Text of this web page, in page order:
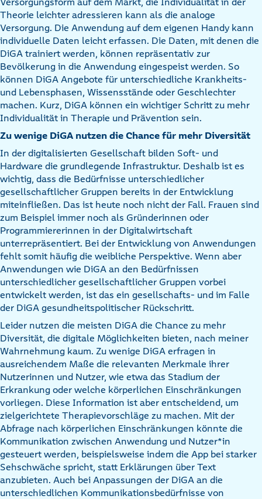
Theorie leichter adressieren kann als die analoge
Versorgung. Die Anwendung auf dem eigenen Handy kann
individuelle Daten leicht erfassen. Die Daten, mit denen die
DiGA trainiert werden, können repräsentativ zur
Bevölkerung in die Anwendung eingespeist werden. So
können DiGA Angebote für unterschiedliche Krankheits-
und Lebensphasen, Wissensstände oder Geschlechter
machen. Kurz, DiGA können ein wichtiger Schritt zu mehr
Individualität in Therapie und Prävention sein.
Zu wenige DiGA nutzen die Chance für mehr Diversität
In der digitalisierten Gesellschaft bilden Soft- und
Hardware die grundlegende Infrastruktur. Deshalb ist es
wichtig, dass die Bedürfnisse unterschiedlicher
gesellschaftlicher Gruppen bereits in der Entwicklung
miteinfließen. Das ist heute noch nicht der Fall. Frauen sind
zum Beispiel immer noch als Gründerinnen oder
Programmiererinnen in der Digitalwirtschaft
unterrepräsentiert. Bei der Entwicklung von Anwendungen
fehlt somit häufig die weibliche Perspektive. Wenn aber
Anwendungen wie DiGA an den Bedürfnissen
unterschiedlicher gesellschaftlicher Gruppen vorbei
entwickelt werden, ist das ein gesellschafts- und im Falle
der DiGA gesundheitspolitischer Rückschritt.
Leider nutzen die meisten DiGA die Chance zu mehr
Diversität, die digitale Möglichkeiten bieten, nach meiner
Wahrnehmung kaum. Zu wenige DiGA erfragen in
ausreichendem Maße die relevanten Merkmale ihrer
Nutzerinnen und Nutzer, wie etwa das Stadium der
Erkrankung oder welche körperlichen Einschränkungen
vorliegen. Diese Information ist aber entscheidend, um
zielgerichtete Therapievorschläge zu machen. Mit der
Abfrage nach körperlichen Einschränkungen könnte die
Kommunikation zwischen Anwendung und Nutzer*in
gesteuert werden, beispielsweise indem die App bei starker
Sehschwäche spricht, statt Erklärungen über Text
anzubieten. Auch bei Anpassungen der DiGA an die
unterschiedlichen Kommunikationsbedürfnisse von